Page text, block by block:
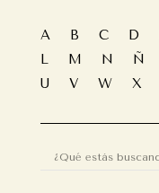
A B C D
L M N Ñ
U V W X